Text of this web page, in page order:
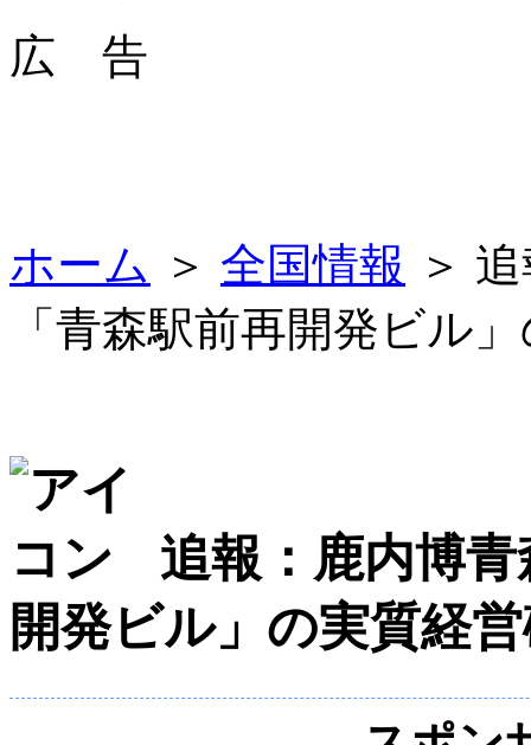
広 告
ホーム ＞ 全国情報 ＞
「青森駅前再開発ビル
追報：鹿内博
開発ビル」の実質経